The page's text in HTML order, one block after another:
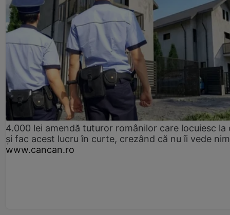
4.000 lei amendă tuturor românilor care locuiesc la
și fac acest lucru în curte, crezând că nu îi vede
www.cancan.ro